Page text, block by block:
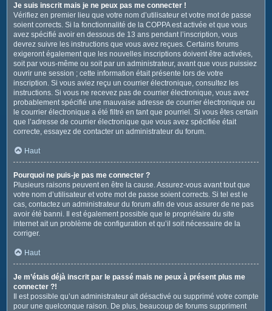
Je suis inscrit mais je ne peux pas me connecter !
Vérifiez en premier lieu que votre nom d’utilisateur et votre mot de passe
soient corrects. Si la fonctionnalité de la COPPA est activée et que vous
avez spécifié avoir en dessous de 13 ans pendant l’inscription, vous
devrez suivre les instructions que vous avez reçues. Certains forums
exigeront également que les nouvelles inscriptions doivent être activées,
soit par vous-même ou soit par un administrateur, avant que vous puissiez
ouvrir une session ; cette information était présente lors de votre
inscription. Si vous aviez reçu un courrier électronique, consultez les
instructions. Si vous ne recevez pas de courrier électronique, vous avez
probablement spécifié une mauvaise adresse de courrier électronique ou
le courrier électronique a été filtré en tant que pourriel. Si vous êtes certain
que l’adresse de courrier électronique que vous avez spécifiée était
correcte, essayez de contacter un administrateur du forum.
Haut
Pourquoi ne puis-je pas me connecter ?
Plusieurs raisons peuvent en être la cause. Assurez-vous avant tout que
votre nom d’utilisateur et votre mot de passe soient corrects. Si tel est le
cas, contactez un administrateur du forum afin de vous assurer de ne pas
avoir été banni. Il est également possible que le propriétaire du site
internet ait un problème de configuration et qu’il soit nécessaire de la
corriger.
Haut
Je m’étais déjà inscrit par le passé mais ne peux à présent plus me
connecter ?!
Il est possible qu’un administrateur ait désactivé ou supprimé votre compte
pour une quelconque raison. De plus, beaucoup de forums suppriment